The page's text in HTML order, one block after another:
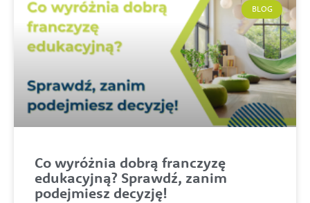
BLOG
Co wyróżnia dobrą franczyzę
edukacyjną? Sprawdź, zanim
podejmiesz decyzję!